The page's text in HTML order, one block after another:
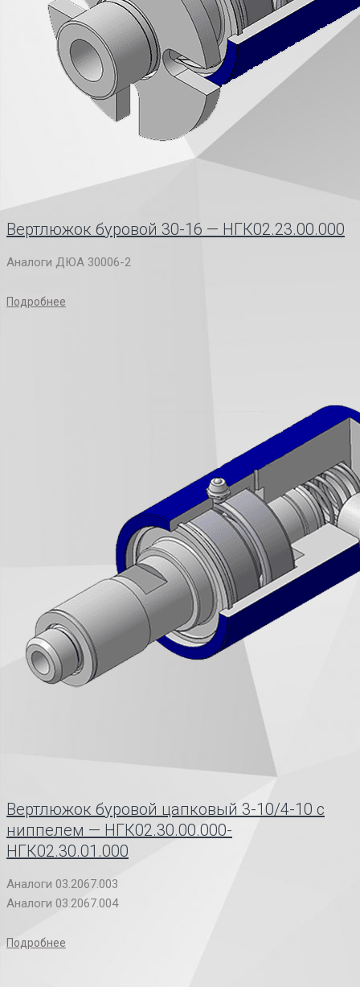
Вертлюжок буровой 30-16 — НГК02.23.00.000
Аналоги ДЮА 30006-2
Подробнее
Вертлюжок буровой цапковый 3-10/4-10 с
ниппелем — НГК02.30.00.000-
НГК02.30.01.000
Аналоги 03.2067.003
Аналоги 03.2067.004
Подробнее